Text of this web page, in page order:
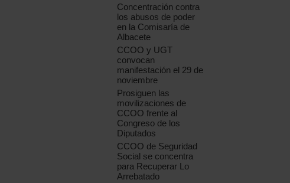
Concentración contra
los abusos de poder
en la Comisaría de
Albacete
CCOO y UGT
convocan
manifestación el 29 de
noviembre
Prosiguen las
movilizaciones de
CCOO frente al
Congreso de los
Diputados
CCOO de Seguridad
Social se concentra
para Recuperar Lo
Arrebatado